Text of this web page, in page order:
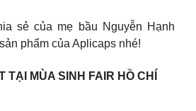
sẻ của mẹ bầu Nguyễn Hạnh
phẩm của Aplicaps nhé!
TẠI MÙA SINH FAIR HỒ CHÍ